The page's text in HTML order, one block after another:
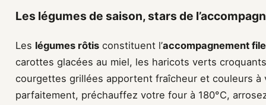
Les légumes de saison, stars de
Les légumes rôtis constituent l’accompagnement
carottes glacées au miel, les haricots verts
courgettes grillées apportent fraîcheur et couleurs à
parfaitement, préchauffez votre four à 180°C,